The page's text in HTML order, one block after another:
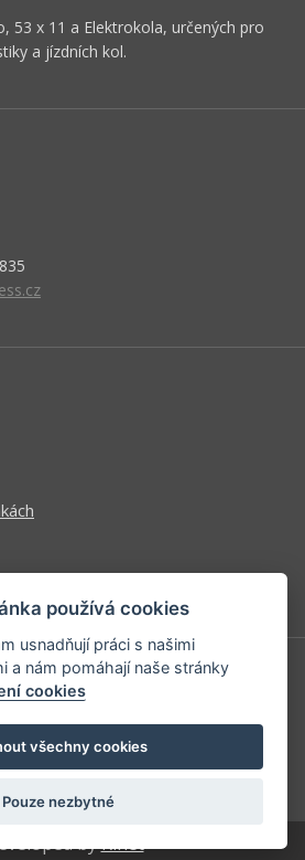
53 x 11 a Elektrokola, určených pro
a jízdních kol.
byKinet
používá cookies
usnadňují práci s našimi
a nám pomáhají naše stránky
cookies
všechny cookies
Pouze nezbytné